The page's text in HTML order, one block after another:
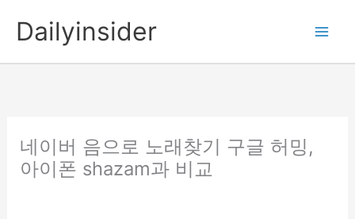
Dailyinsider
네이버 음으로 노래찾기 구글 허밍,
아이폰 shazam과 비교